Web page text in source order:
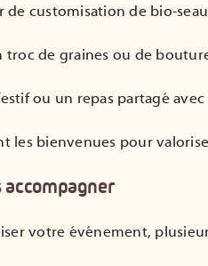
de customisation de bio-
troc de graines ou de
ou un repas partagé
les bienvenues pour
accompagner
votre événement,